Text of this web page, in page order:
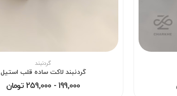
گردنبند
گردنبند لاکت ساده قلب استیل
199,000 - 259,000 تومان